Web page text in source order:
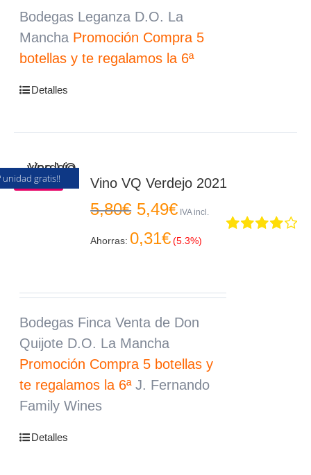
Bodegas Leganza D.O. La
Mancha Promoción Compra 5
botellas y te regalamos la 6ª
Detalles
Oferta
unidad gratis!! Vino VQ Verdejo 2021
5,80€
precio
era:
5,80€.
5,49€precio
es:
5,49€.
IVA incl.
Ahorras: 0,31€(5.3%)
Bodegas Finca Venta de Don
Quijote D.O. La Mancha
Promoción Compra 5 botellas y
te regalamos la 6ªJ. Fernando
Family Wines
Detalles